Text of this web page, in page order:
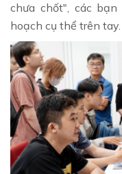
chưa chốt", các
hoạch cụ thể trên tay.